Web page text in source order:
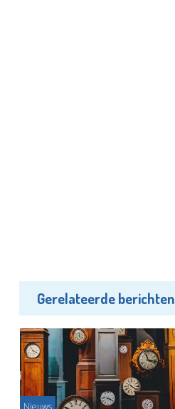
Gerelateerde berichten
Nieuws